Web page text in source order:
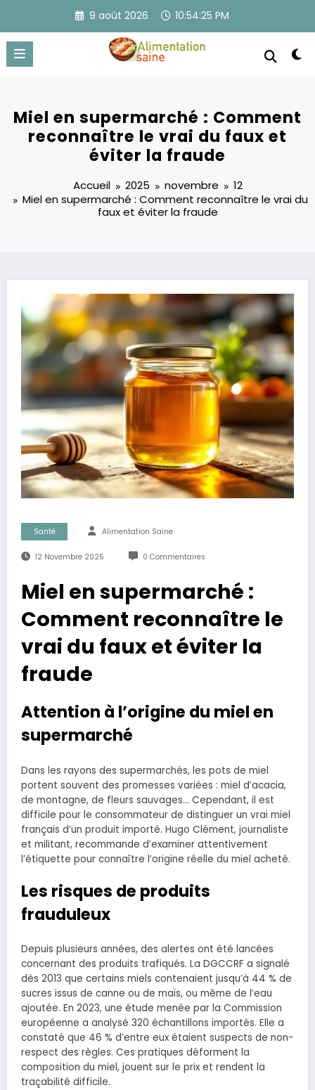
contenu
9 août 2026 10:54:26 PM
Miel en supermarché : Comment
reconnaître le vrai du faux et
éviter la fraude
Accueil 2025 novembre
12
Miel en supermarché : Comment reconnaître le vrai du
faux et éviter la fraude
Santé Alimentation Saine
12 Novembre 2025 0 Commentaires
Miel en supermarché :
Comment reconnaître le
vrai du faux et éviter la
fraude
Attention à l’origine du miel en
supermarché
Dans les rayons des supermarchés, les pots de miel
portent souvent des promesses variées : miel d’acacia,
de montagne, de fleurs sauvages… Cependant, il est
difficile pour le consommateur de distinguer un vrai miel
français d’un produit importé. Hugo Clément, journaliste
et militant, recommande d’examiner attentivement
l’étiquette pour connaître l’origine réelle du miel acheté.
Les risques de produits
frauduleux
Depuis plusieurs années, des alertes ont été lancées
concernant des produits trafiqués. La DGCCRF a signalé
dès 2013 que certains miels contenaient jusqu’à 44 % de
sucres issus de canne ou de maïs, ou même de l’eau
ajoutée. En 2023, une étude menée par la Commission
européenne a analysé 320 échantillons importés. Elle a
constaté que 46 % d’entre eux étaient suspects de non-
respect des règles. Ces pratiques déforment la
composition du miel, jouent sur le prix et rendent la
traçabilité difficile.